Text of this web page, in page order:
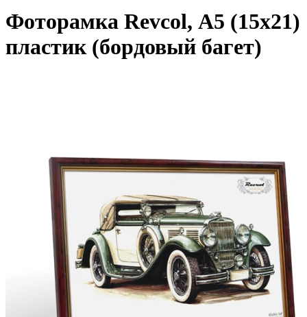
Фоторамка Revcol, А5 (15х21)
пластик (бордовый багет)